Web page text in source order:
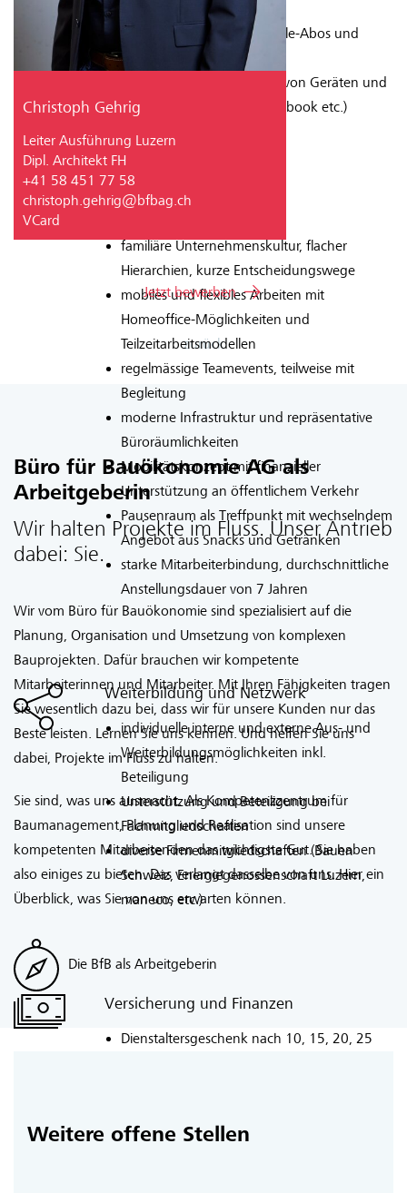
öffentlichen Verkehr
Kostenbeteiligung an Mobile-Abos und
Smartphones
massvolle private Nutzung von Geräten und
Infrastruktur (Drucker, Notebook etc.)
Arbeit und Team
familiäre Unternehmenskultur, flacher
Hierarchien, kurze Entscheidungswege
mobiles und flexibles Arbeiten mit
Homeoffice-Möglichkeiten und
Teilzeitarbeitsmodellen
regelmässige Teamevents, teilweise mit
Begleitung
moderne Infrastruktur und repräsentative
Büroräumlichkeiten
Mobilitätskonzept mit finanzieller
Unterstützung an öffentlichem Verkehr
Pausenraum als Treffpunkt mit wechselndem
Angebot aus Snacks und Getränken
starke Mitarbeiterbindung, durchschnittliche
Anstellungsdauer von 7 Jahren
Weiterbildung und Netzwerk
individuelle interne und externe Aus- und
Weiterbildungsmöglichkeiten inkl.
Beteiligung
Unterstützung und Beteiligung bei
Fachmitgliedschaften
diverse Firmenmitgliedschaften (Bauen
Schweiz, Energiegenossenschaft Luzern,
maneco, etc.)
Versicherung und Finanzen
Dienstaltersgeschenk nach 10, 15, 20, 25
Auszahlung einer freiwilligen
Christoph Gehrig
Leiter Ausführung Luzern
Dipl. Architekt FH
+41 58 451 77 58
christoph.gehrig@bfbag.ch
VCard
Jetzt bewerben
zurück
Büro für Bauökonomie AG als
Arbeitgeberin
Wir halten Projekte im Fluss. Unser Antrieb
dabei: Sie.
Die BfB als Arbeitgeberin
Wir vom Büro für Bauökonomie sind spezialisiert auf die
Planung, Organisation und Umsetzung von komplexen
Bauprojekten. Dafür brauchen wir kompetente
Mitarbeiterinnen und Mitarbeiter. Mit Ihren Fähigkeiten tragen
Sie wesentlich dazu bei, dass wir für unsere Kunden nur das
Beste leisten. Lernen Sie uns kennen. Und helfen Sie uns
dabei, Projekte im Fluss zu halten.
Sie sind, was uns ausmacht. Als Kompetenzzentrum für
Baumanagement, Planung und Realisation sind unsere
kompetenten Mitarbeitenden das wichtigste Gut. Sie haben
also einiges zu bieten. Das verlangt dasselbe von uns. Hier ein
Überblick, was Sie von uns erwarten können.
Weitere offene Stellen